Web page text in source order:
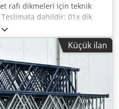
rafı dikmeleri için teknik
dahildir: 01x dik
rengi: mavi Çerçeve tipi: M-
mm Çapraz ve diyagonal
Dikmeler önceden monte
mm yükseklik 1.100 mm
Şirketimizdeki irtibat
Bay: Mario Klöver Bay: Falk
bilgi: Bu ürün sadece
ürünün herhangi bir ek
Küçük ilan